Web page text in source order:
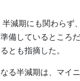
減期にも関わらず
備しているところ
とも指摘した。
る半減期は、マイ